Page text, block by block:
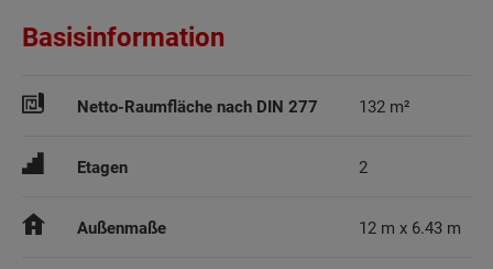
Basisinformation
Netto-Raumfläche nach DIN 277 132 m²
Etagen 2
Außenmaße 12 m x 6.43 m